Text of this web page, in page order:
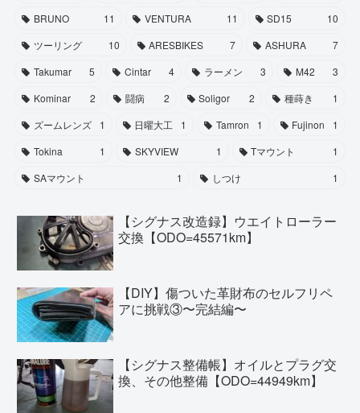
BRUNO
11 VENTURA 11 SD15
10
ツーリング
10 ARESBIKES 7 ASHURA
7
Takumar
5 Cintar 4 ラーメン 3 M42
3
Kominar
2 闘病 2 Soligor 2 種蒔き
1
ズームレンズ
1 日曜大工 1 Tamron 1 Fujinon
1
Tokina
1 SKYVIEW 1 Tマウント
1
SAマウント
1 しつけ 1
【シグナス改造録】ウエイトローラー
交換【ODO=45571km】
【DIY】傷ついた革財布のセルフリペ
アに挑戦③〜完結編〜
【シグナス整備帳】オイルとプラグ交
換、その他整備【ODO=44949km】